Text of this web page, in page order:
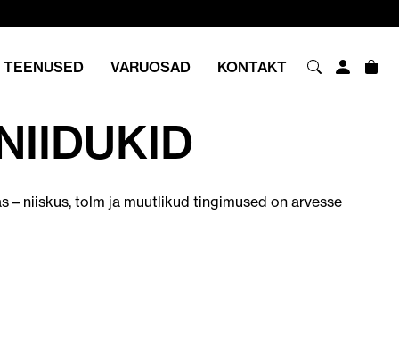
TEENUSED VARUOSAD KONTAKT
niiskus, tolm ja muutlikud tingimused on arvesse